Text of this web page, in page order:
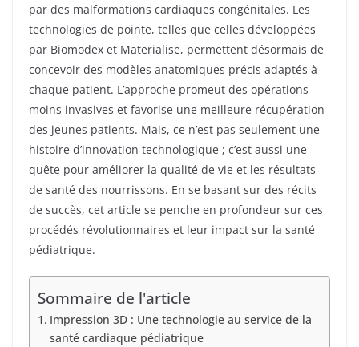
par des malformations cardiaques congénitales. Les
technologies de pointe, telles que celles développées
par Biomodex et Materialise, permettent désormais de
concevoir des modèles anatomiques précis adaptés à
chaque patient. L’approche promeut des opérations
moins invasives et favorise une meilleure récupération
des jeunes patients. Mais, ce n’est pas seulement une
histoire d’innovation technologique ; c’est aussi une
quête pour améliorer la qualité de vie et les résultats
de santé des nourrissons. En se basant sur des récits
de succès, cet article se penche en profondeur sur ces
procédés révolutionnaires et leur impact sur la santé
pédiatrique.
Sommaire de l'article
Impression 3D : Une technologie au service de la
santé cardiaque pédiatrique